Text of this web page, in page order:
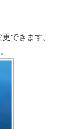
更できます。